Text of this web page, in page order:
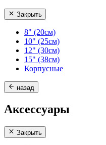
Закрыть
8" (20см)
10" (25см)
12" (30см)
15" (38см)
Корпусные
назад
Аксессуары
Закрыть